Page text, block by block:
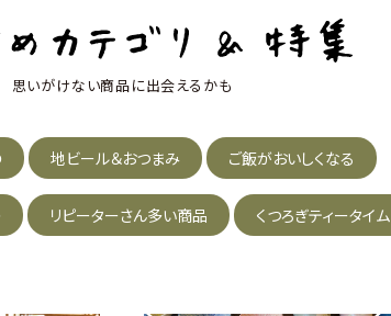
思いがけない商品に出会えるかも
地ビール＆おつまみ ご飯がおいしくなる
リピーターさん多い商品 くつろぎティータイム